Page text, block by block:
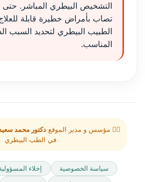
التشخيص البيطري المباشر. حتى
تصاب بأمراض خطيرة قابلة
الطبيب البيطري لتحديد السبب
المناسب.
👨‍⚕️ مؤسس و مدير الموقعدكتور محمد
في الطب البيطري
سياسة الخصوصية إخلاء